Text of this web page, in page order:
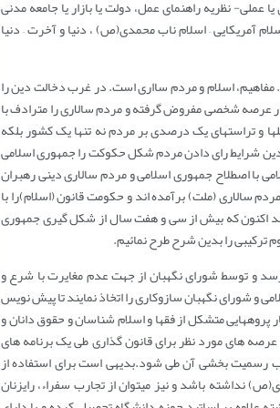
نظریه راهنمای عمل، دولت یا بازار یا جامعه مدنی
آمریکایی – اسلام ناب محمدی(ص) ، دنیا و آخرت – دنیا
مفاهیم، اسلام و مردم سااری است. در غرب دخالت دین را
عرصه شخصی مفروض گرفته و مردم سالاری را مترادف با
و تراستهای یک درصدی بر مردم نه تنها یک کشور بلکه
عملی نموده اند ولی در کشور ما با آرای بیش از 98% واجدین شرایط رای دادن مردم شکل حکوکت را جمهوری اسلامی
با اصطلاح جمهوری اسلامی و مردم سالاری دینی رهبران
سالاری (ملت) برآمده اند و حکومت قانون (اسلام)را با
اکنون که بیش از سی و هفت سال از شکل گیری جمهوری
ترکیبی را بدین شرح طرح نمائیم.
و توسط شورای نگهبان از جهت عدم مغایرت با شرع و
شورای نگهبان سازوکاری را اتخاذ نمایند تا پیش نویس
پروههایی متشکل از فقها و اسلام شناسان و حقوق دانان و
های مورد نظر برای قانون گذاری طی یک برنامه های
رسمیت بخشی آن طی شود.بدیهی است برای استفاده از
نداشته باشد و نیز میتوان از تجارب سفراء، رایزنان